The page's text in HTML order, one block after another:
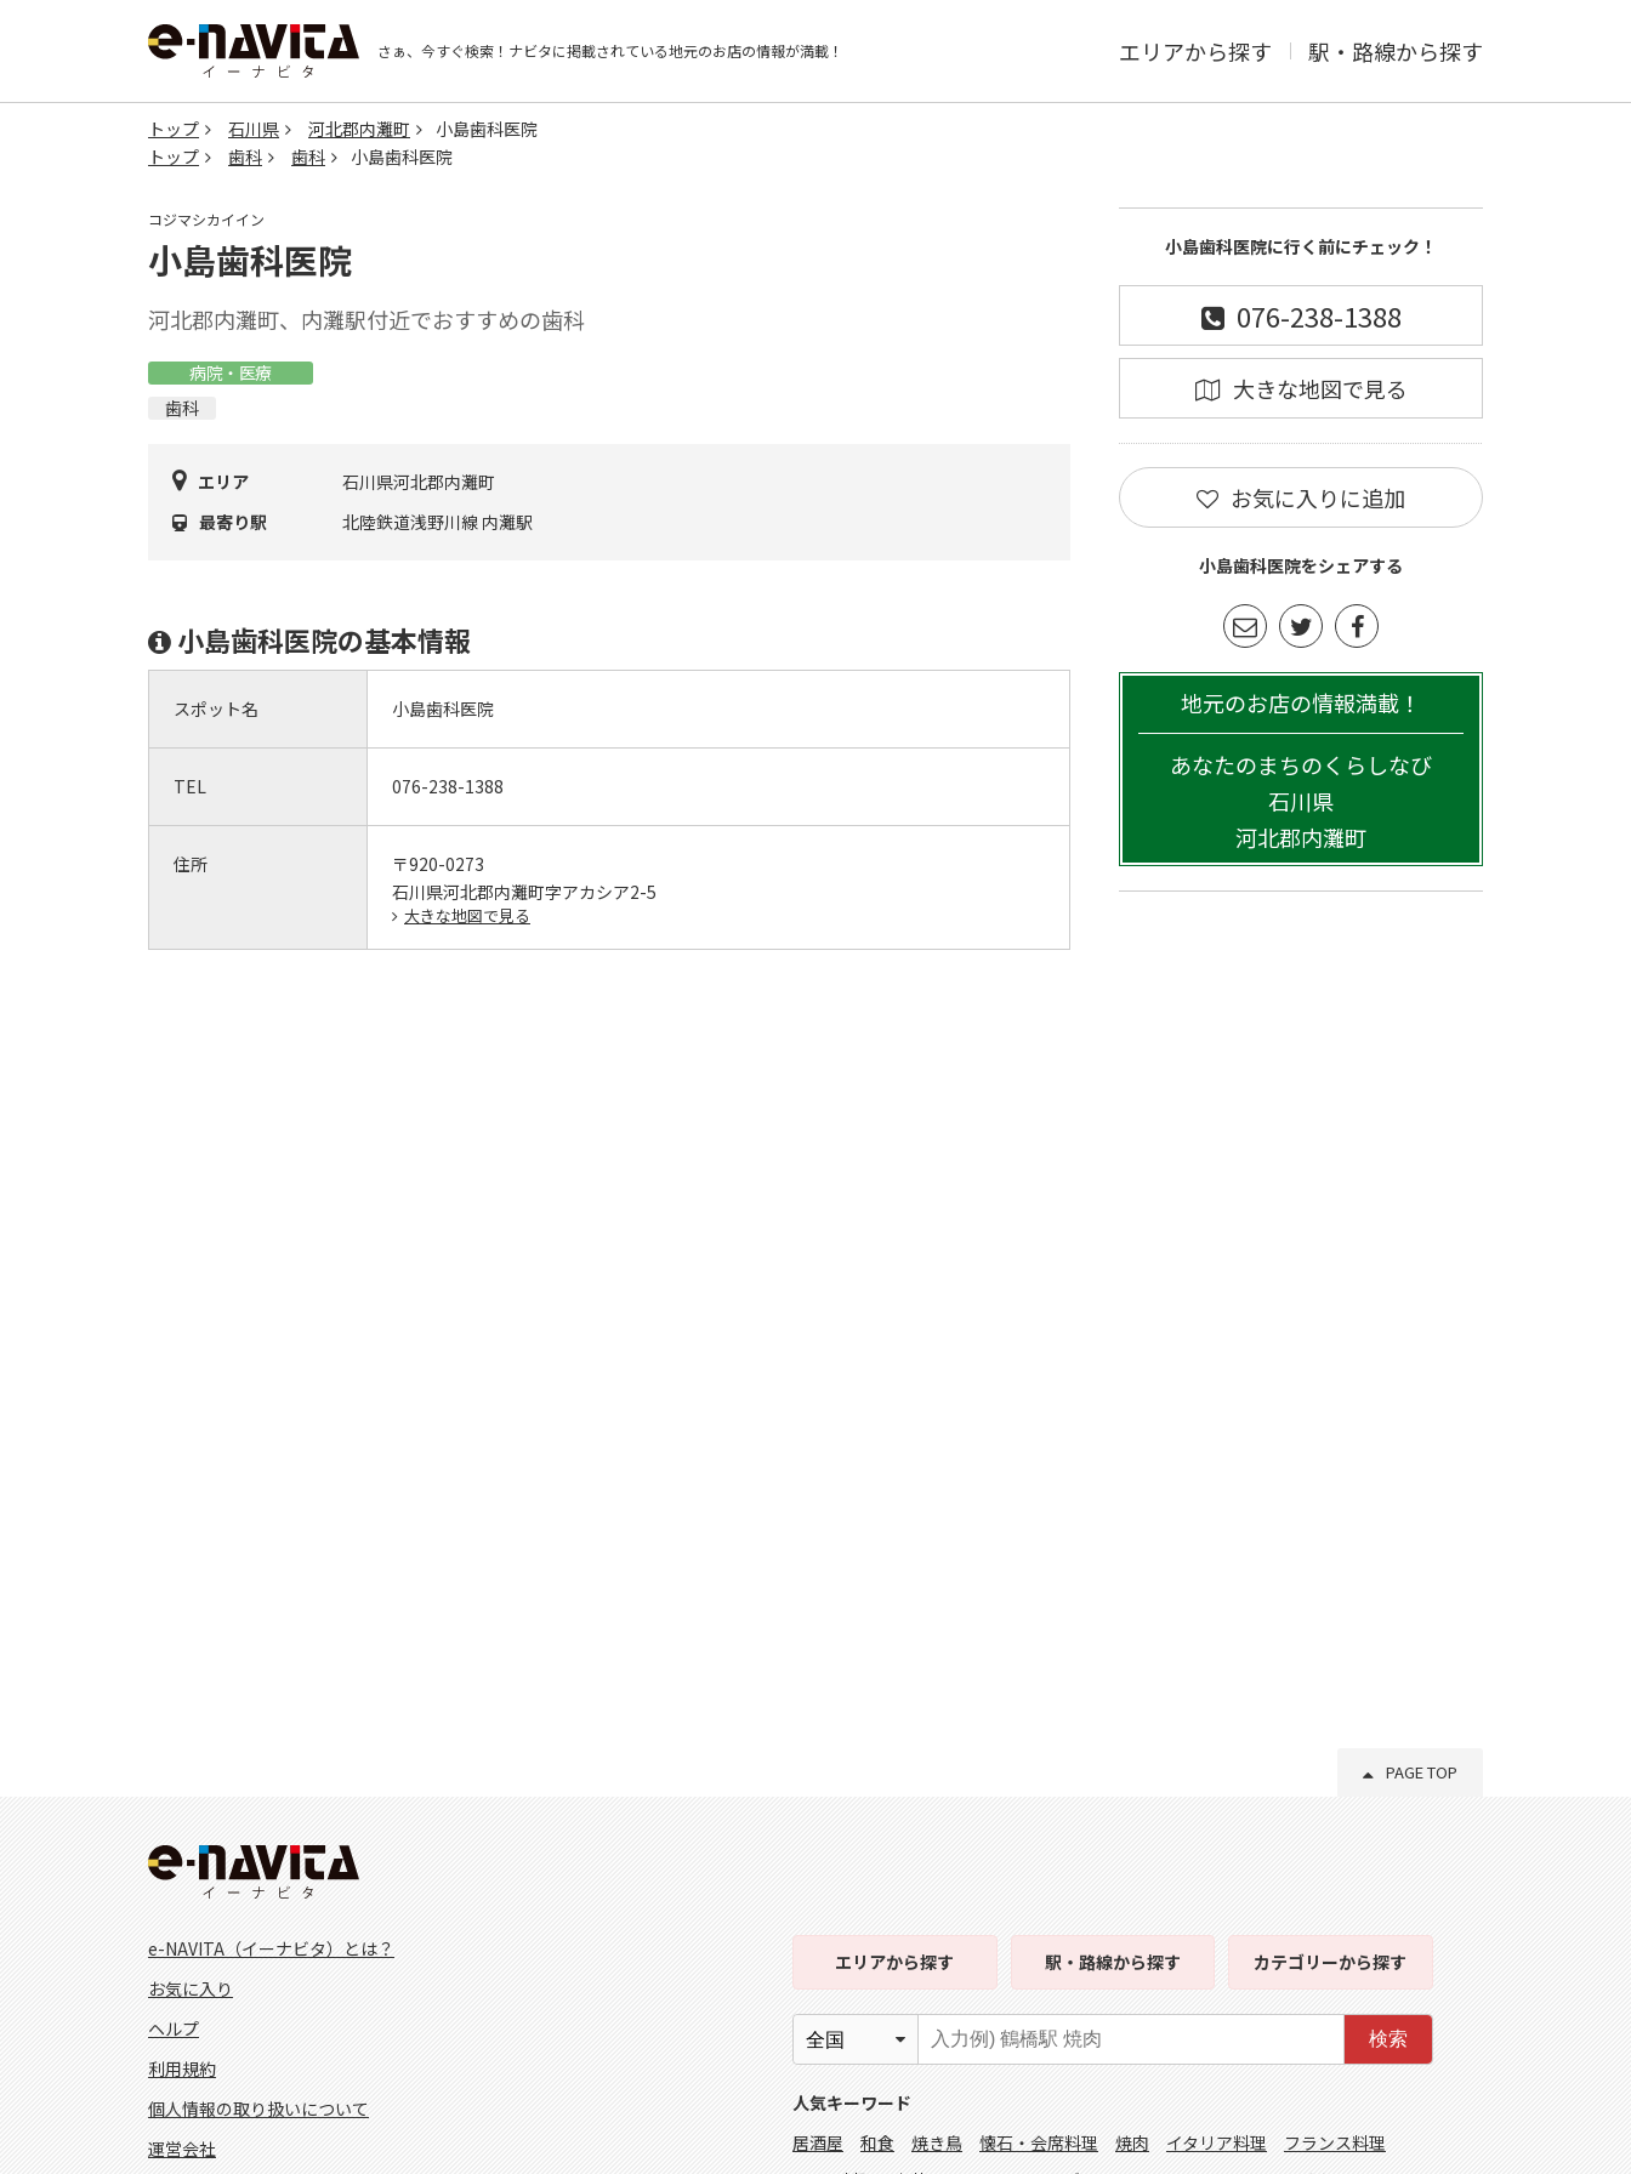
さぁ、今すぐ検索！ ナビタに掲載されている地元のお店の情報が満載！ エリアから探す 駅・路線から探す
トップ 石川県 河北郡内灘町
小島歯科医院
トップ
歯科 歯科 小島歯科医院
コジマシカイイン
小島歯科医院
河北郡内灘町、内灘駅付近でおすすめの歯科
病院・医療
歯科
エリア
石川県河北郡内灘町
最寄り駅
北陸鉄道浅野川線 内灘駅
小島歯科医院の基本情報
スポット名 小島歯科医院
TEL 076-238-1388
住所
〒920-0273
石川県河北郡内灘町字アカシア2-5
大きな地図で見る
小島歯科医院に行く前にチェック！
076-238-1388
大きな地図で見る
お気に入りに追加
小島歯科医院をシェアする
地元のお店の情報満載！
あなたのまちのくらしなび
石川県
河北郡内灘町
PAGE TOP
e-NAVITA（イーナビタ）とは？
お気に入り
ヘルプ
利用規約
個人情報の取り扱いについて
運営会社
エリアから探す 駅・路線から探す カテゴリーから探す
検索
人気キーワード
居酒屋
和食 焼き鳥 懐石・会席料理 焼肉 イタリア料理
フランス料理